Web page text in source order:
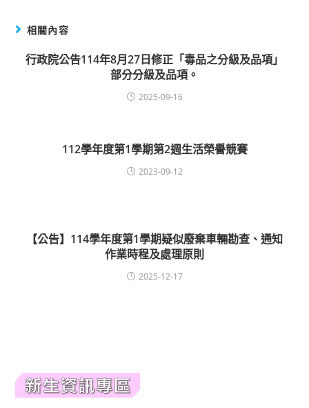
相關內容
行政院公告114年8月27日修正「毒品之分級及品項」
部分分級及品項。
2025-09-16
112學年度第1學期第2週生活榮譽競賽
2023-09-12
【公告】114學年度第1學期疑似廢棄車輛勘查、通知
作業時程及處理原則
2025-12-17